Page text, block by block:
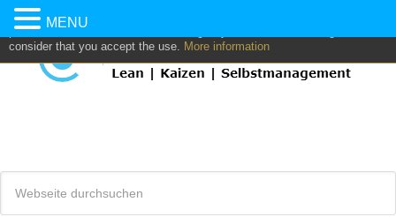
This website uses own and/or third parties cookies to: analyze,
personalize content and/or advertising. If you continue browsing, we
consider that you accept the use. More information
MENU